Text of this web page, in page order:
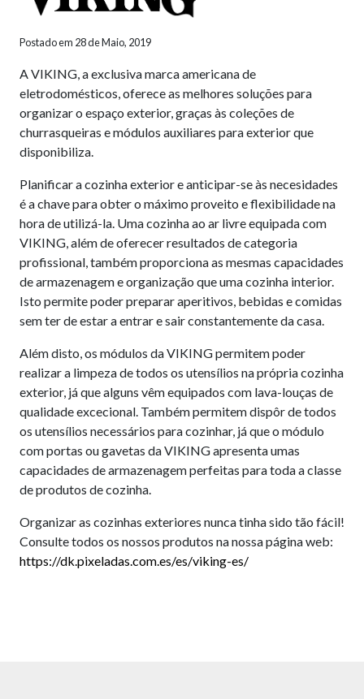
Postado em 28 de Maio, 2019
A VIKING, a exclusiva marca americana de
eletrodomésticos, oferece as melhores soluções para
organizar o espaço exterior, graças às coleções de
churrasqueiras e módulos auxiliares para exterior que
disponibiliza.
Planificar a cozinha exterior e anticipar-se às necesidades
é a chave para obter o máximo proveito e flexibilidade na
hora de utilizá-la. Uma cozinha ao ar livre equipada com
VIKING, além de oferecer resultados de categoria
profissional, também proporciona as mesmas capacidades
de armazenagem e organização que uma cozinha interior.
Isto permite poder preparar aperitivos, bebidas e comidas
sem ter de estar a entrar e sair constantemente da casa.
Além disto, os módulos da VIKING permitem poder
realizar a limpeza de todos os utensílios na própria cozinha
exterior, já que alguns vêm equipados com lava-louças de
qualidade excecional. Também permitem dispôr de todos
os utensílios necessários para cozinhar, já que o módulo
com portas ou gavetas da VIKING apresenta umas
capacidades de armazenagem perfeitas para toda a classe
de produtos de cozinha.
Organizar as cozinhas exteriores nunca tinha sido tão fácil!
Consulte todos os nossos produtos na nossa página web:
https://dk.pixeladas.com.es/es/viking-es/